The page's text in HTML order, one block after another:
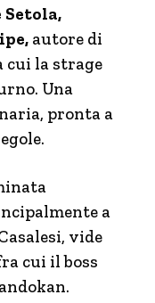
Setola,
autore di
cui la strage
Una
pronta a
a
vide
cui il boss